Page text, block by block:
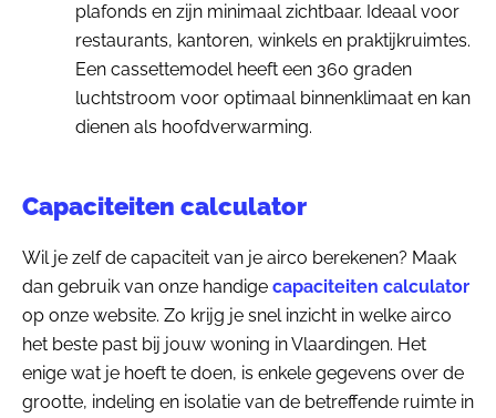
plafonds en zijn minimaal zichtbaar. Ideaal voor
restaurants, kantoren, winkels en praktijkruimtes.
Een cassettemodel heeft een 360 graden
luchtstroom voor optimaal binnenklimaat en kan
dienen als hoofdverwarming.
Capaciteiten calculator
Wil je zelf de capaciteit van je airco berekenen? Maak
dan gebruik van onze handige capaciteiten calculator
op onze website. Zo krijg je snel inzicht in welke airco
het beste past bij jouw woning in Vlaardingen. Het
enige wat je hoeft te doen, is enkele gegevens over de
grootte, indeling en isolatie van de betreffende ruimte in